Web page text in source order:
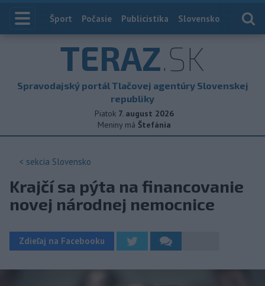
Index
Šport Počasie Publicistika Slovensko
TERAZ.SK
Spravodajský portál Tlačovej agentúry Slovenskej
republiky
Piatok 7. august 2026
Meniny má Štefánia
< sekcia Slovensko
Krajčí sa pýta na financovanie
novej národnej nemocnice
Zdieľaj na Facebooku